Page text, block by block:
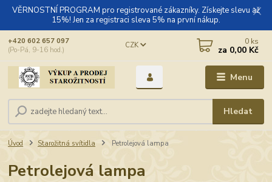
VĚRNOSTNÍ PROGRAM pro registrované zákazníky. Získejte slevu až
15%! Jen za registraci sleva 5% na první nákup.
Menu
CZK
Hledat
+420 602 657 097
(Po-Pá, 9-16 hod.)
0 ks
za 0,00 Kč
Úvod Starožitná svítidla Petrolejová lampa
Petrolejová lampa